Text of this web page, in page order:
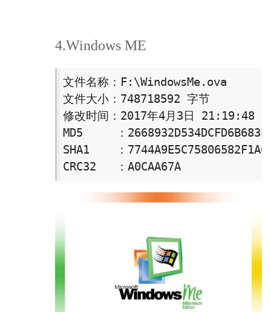
4.Windows ME
文件名称：F:\WindowsMe.ova
文件大小：748718592 字节
修改时间：2017年4月3日 21:19:48
MD5     ：
SHA1    ：
CRC32   ：A0CAA67A